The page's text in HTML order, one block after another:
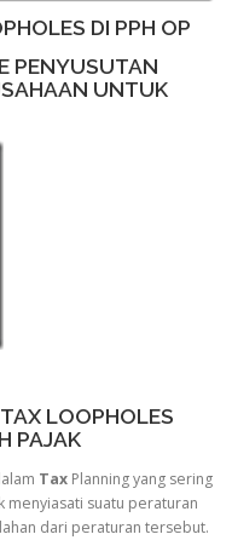
DI PPH OP
PENYUSUTAN
UNTUK
LOOPHOLES
PAJAK
Tax Planning yang sering
menyiasati suatu peraturan
dari peraturan tersebut.